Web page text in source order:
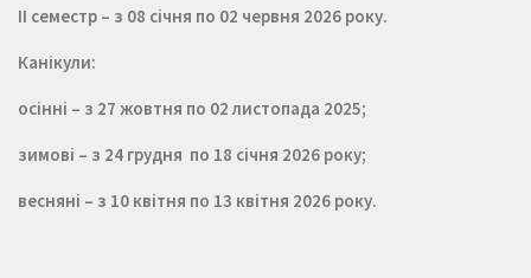
II семестр – з 08 січня по 02 червня 2026 року.
Канікули:
осінні – з 27 жовтня по 02 листопада 2025;
зимові – з 24 грудня по 18 січня 2026 року;
весняні – з 10 квітня по 13 квітня 2026 року.